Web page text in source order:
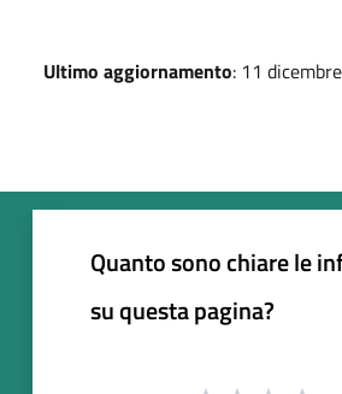
Ultimo aggiornamento: 11
Quanto sono chiare le
su questa pagina?